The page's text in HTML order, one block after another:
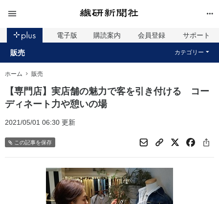
電子版 購読案内 会員登録 サポート
販売 カテゴリー
ホーム 販売
【専門店】実店舗の魅力で客を引き付ける コー
ディネート力や憩いの場
2021/05/01 06:30 更新
この記事を保存